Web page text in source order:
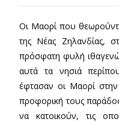
Οι Μαορί που
της Νέας Ζηλανδίας,
πρόσφατη φυλή
αυτά τα νησιά
έφτασαν οι Μαορί
προφορική τους
να κατοικούν, τις